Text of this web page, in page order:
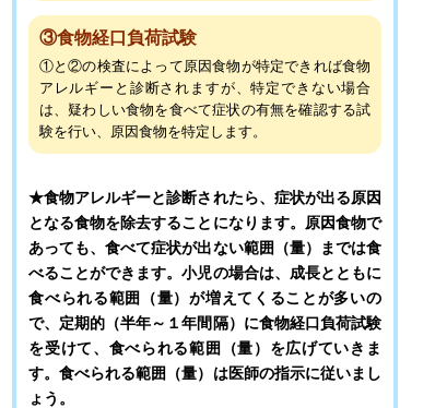
③食物経口負荷試験
①と②の検査によって原因食物が特定できれば食物
アレルギーと診断されますが、特定できない場合
は、疑わしい食物を食べて症状の有無を確認する試
験を行い、原因食物を特定します。
★食物アレルギーと診断されたら、症状が出る原因
となる食物を除去することになります。原因食物で
あっても、食べて症状が出ない範囲（量）までは食
べることができます。小児の場合は、成長とともに
食べられる範囲（量）が増えてくることが多いの
で、定期的（半年～１年間隔）に食物経口負荷試験
を受けて、食べられる範囲（量）を広げていきま
す。食べられる範囲（量）は医師の指示に従いまし
ょう。